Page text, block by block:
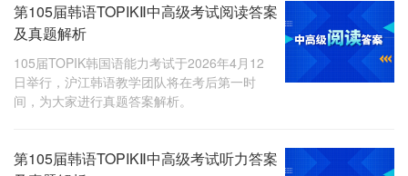
第105届韩语TOPIKⅡ中高级考试阅读答案
及真题解析
105届TOPIK韩国语能力考试于2026年4月12
日举行，沪江韩语教学团队将在考后第一时
间，为大家进行真题答案解析。
第105届韩语TOPIKⅡ中高级考试听力答案